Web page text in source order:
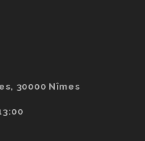
30000 Nîmes